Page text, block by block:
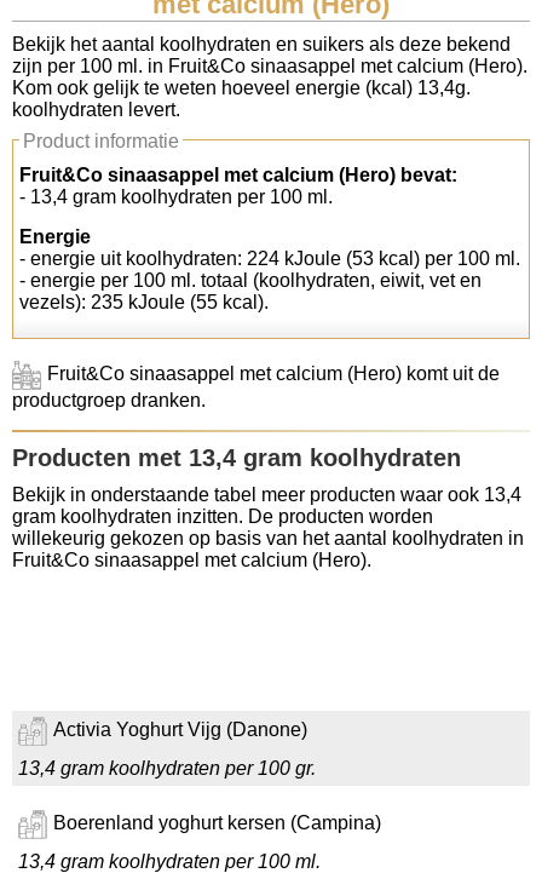
Koolhydraten tellen
Links
Bekijk het aantal koolhydraten en suikers als deze bekend
zijn per 100 ml. in Fruit&Co sinaasappel met calcium (Hero).
Kom ook gelijk te weten hoeveel energie (kcal) 13,4g.
koolhydraten levert.
Product informatie
Fruit&Co sinaasappel met calcium (Hero) bevat:
- 13,4 gram koolhydraten per 100 ml.
Energie
- energie uit koolhydraten: 224 kJoule (53 kcal) per 100 ml.
- energie per 100 ml. totaal (koolhydraten, eiwit, vet en
vezels): 235 kJoule (55 kcal).
Fruit&Co sinaasappel met calcium (Hero) komt uit de
productgroep dranken.
Producten met 13,4 gram koolhydraten
Bekijk in onderstaande tabel meer producten waar ook 13,4
gram koolhydraten inzitten. De producten worden
willekeurig gekozen op basis van het aantal koolhydraten in
Fruit&Co sinaasappel met calcium (Hero).
Activia Yoghurt Vijg (Danone)
13,4 gram koolhydraten per 100 gr.
Boerenland yoghurt kersen (Campina)
13,4 gram koolhydraten per 100 ml.